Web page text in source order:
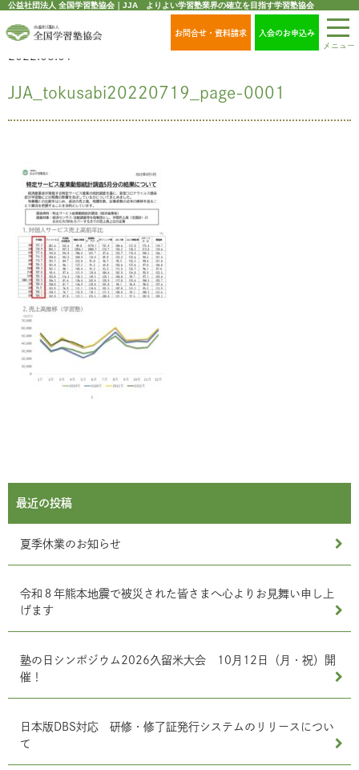
公益社団法人 全国学習塾協会｜JJA よりよい学習塾業界の確立を目指す学習塾協会
お問合せ・資料請求
入会のお申込み
メニュー
2022.08.01
JJA_tokusabi20220719_page-0001
最近の投稿
夏季休業のお知らせ
令和８年熊本地震で被災された皆さまへ心よりお見舞い申し上
げます
塾の日シンポジウム2026久留米大会 10月12日（月・祝）開
催！
日本版DBS対応 研修・修了証発行システムのリリースについ
て